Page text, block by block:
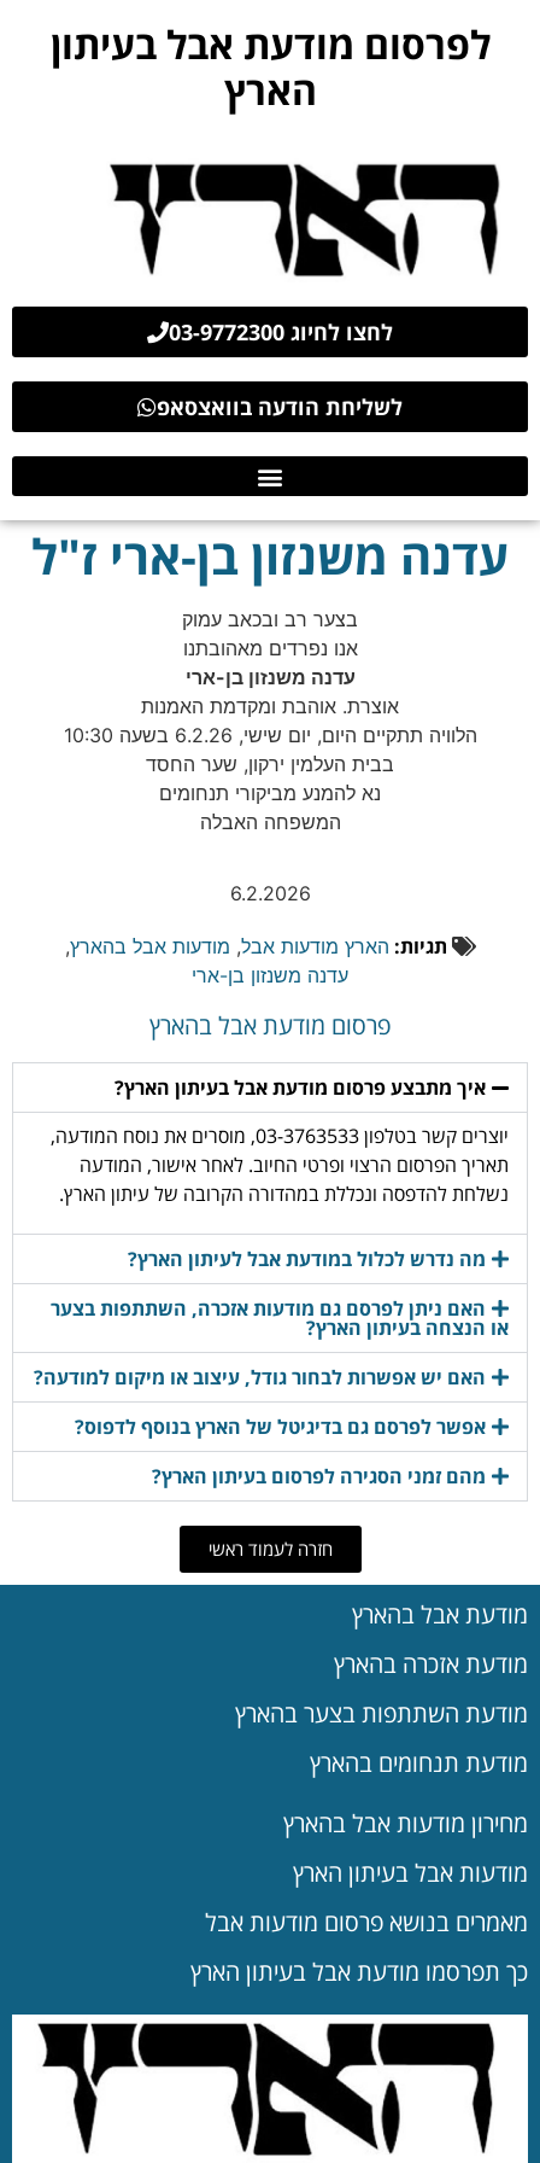
לפרסום מודעת אבל בעיתון
הארץ
לחצו לחיוג 03-9772300
לשליחת הודעה בוואצסאפ
עדנה משנזון בן-ארי ז"ל
בצער רב ובכאב עמוק
אנו נפרדים מאהובתנו
עדנה משנזון בן-ארי
אוצרת. אוהבת ומקדמת האמנות
הלוויה תתקיים היום, יום שישי, 6.2.26 בשעה 10:30
בבית העלמין ירקון, שער החסד
נא להמנע מביקורי תנחומים
המשפחה האבלה
6.2.2026
תגיות: הארץ מודעות אבל, מודעות אבל בהארץ,
עדנה משנזון בן-ארי
פרסום מודעת אבל בהארץ
איך מתבצע פרסום מודעת אבל בעיתון הארץ?
יוצרים קשר בטלפון 03-3763533, מוסרים את נוסח המודעה,
תאריך הפרסום הרצוי ופרטי החיוב. לאחר אישור, המודעה
נשלחת להדפסה ונכללת במהדורה הקרובה של עיתון הארץ.
מה נדרש לכלול במודעת אבל לעיתון הארץ?
האם ניתן לפרסם גם מודעות אזכרה, השתתפות בצער
או הנצחה בעיתון הארץ?
האם יש אפשרות לבחור גודל, עיצוב או מיקום למודעה?
אפשר לפרסם גם בדיגיטל של הארץ בנוסף לדפוס?
מהם זמני הסגירה לפרסום בעיתון הארץ?
חזרה לעמוד ראשי
מודעת אבל בהארץ
מודעת אזכרה בהארץ
מודעת השתתפות בצער בהארץ
מודעת תנחומים בהארץ
מחירון מודעות אבל בהארץ
מודעות אבל בעיתון הארץ
מאמרים בנושא פרסום מודעות אבל
כך תפרסמו מודעת אבל בעיתון הארץ